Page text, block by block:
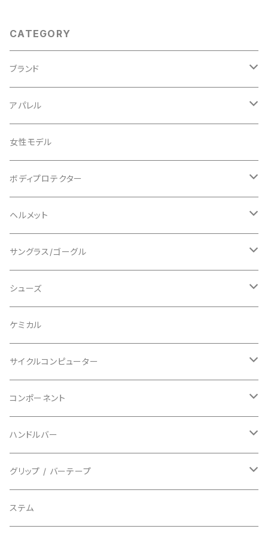
CATEGORY
ブランド
ABUS/アブス
ADEPT/アデプト
AENOMALY/アエノマリー
ALL MOUNTAIN STYLE
AVID/アヴィド
BAR MITTS/バーミッツ
BAZOOKA/バズーカ
BBB/ビービービー
BELL/ベル
BIKEHAND/バイクハンド
BIO RACER/ビオレーサー
BIKEYOKE/バイクヨーク
アパレル
Tシャツ
ジャージ
ロングスリーブ
ショートスリーブ
ジャケット
ショーツ
ビブタイプ
パンツ / タイツ
上下セット
グローブ
指切り
フルフィンガー
ソックス
シューズカバー
キャップ
その他
女性モデル
ボディプロテクター
エルボー/肘
ニー/膝
その他
ヘルメット
ロード
マウンテンバイク
フルフェイス
キッズ
サングラス/ゴーグル
アクセサリー
シューズ
ロード
グラベル
マウンテンバイク
フラットペダル用
ビンディングペダル用
インソール
ケミカル
サイクルコンピューター
ヘッドユニット
センサー
アクセサリー
コンポーネント
カセットスプロケット
シフターマウント
ステムスペーサー
ハンドルバー
ドロップハンドル
フラット/ライザーバー
グリップ / バーテープ
グリップ
ステム